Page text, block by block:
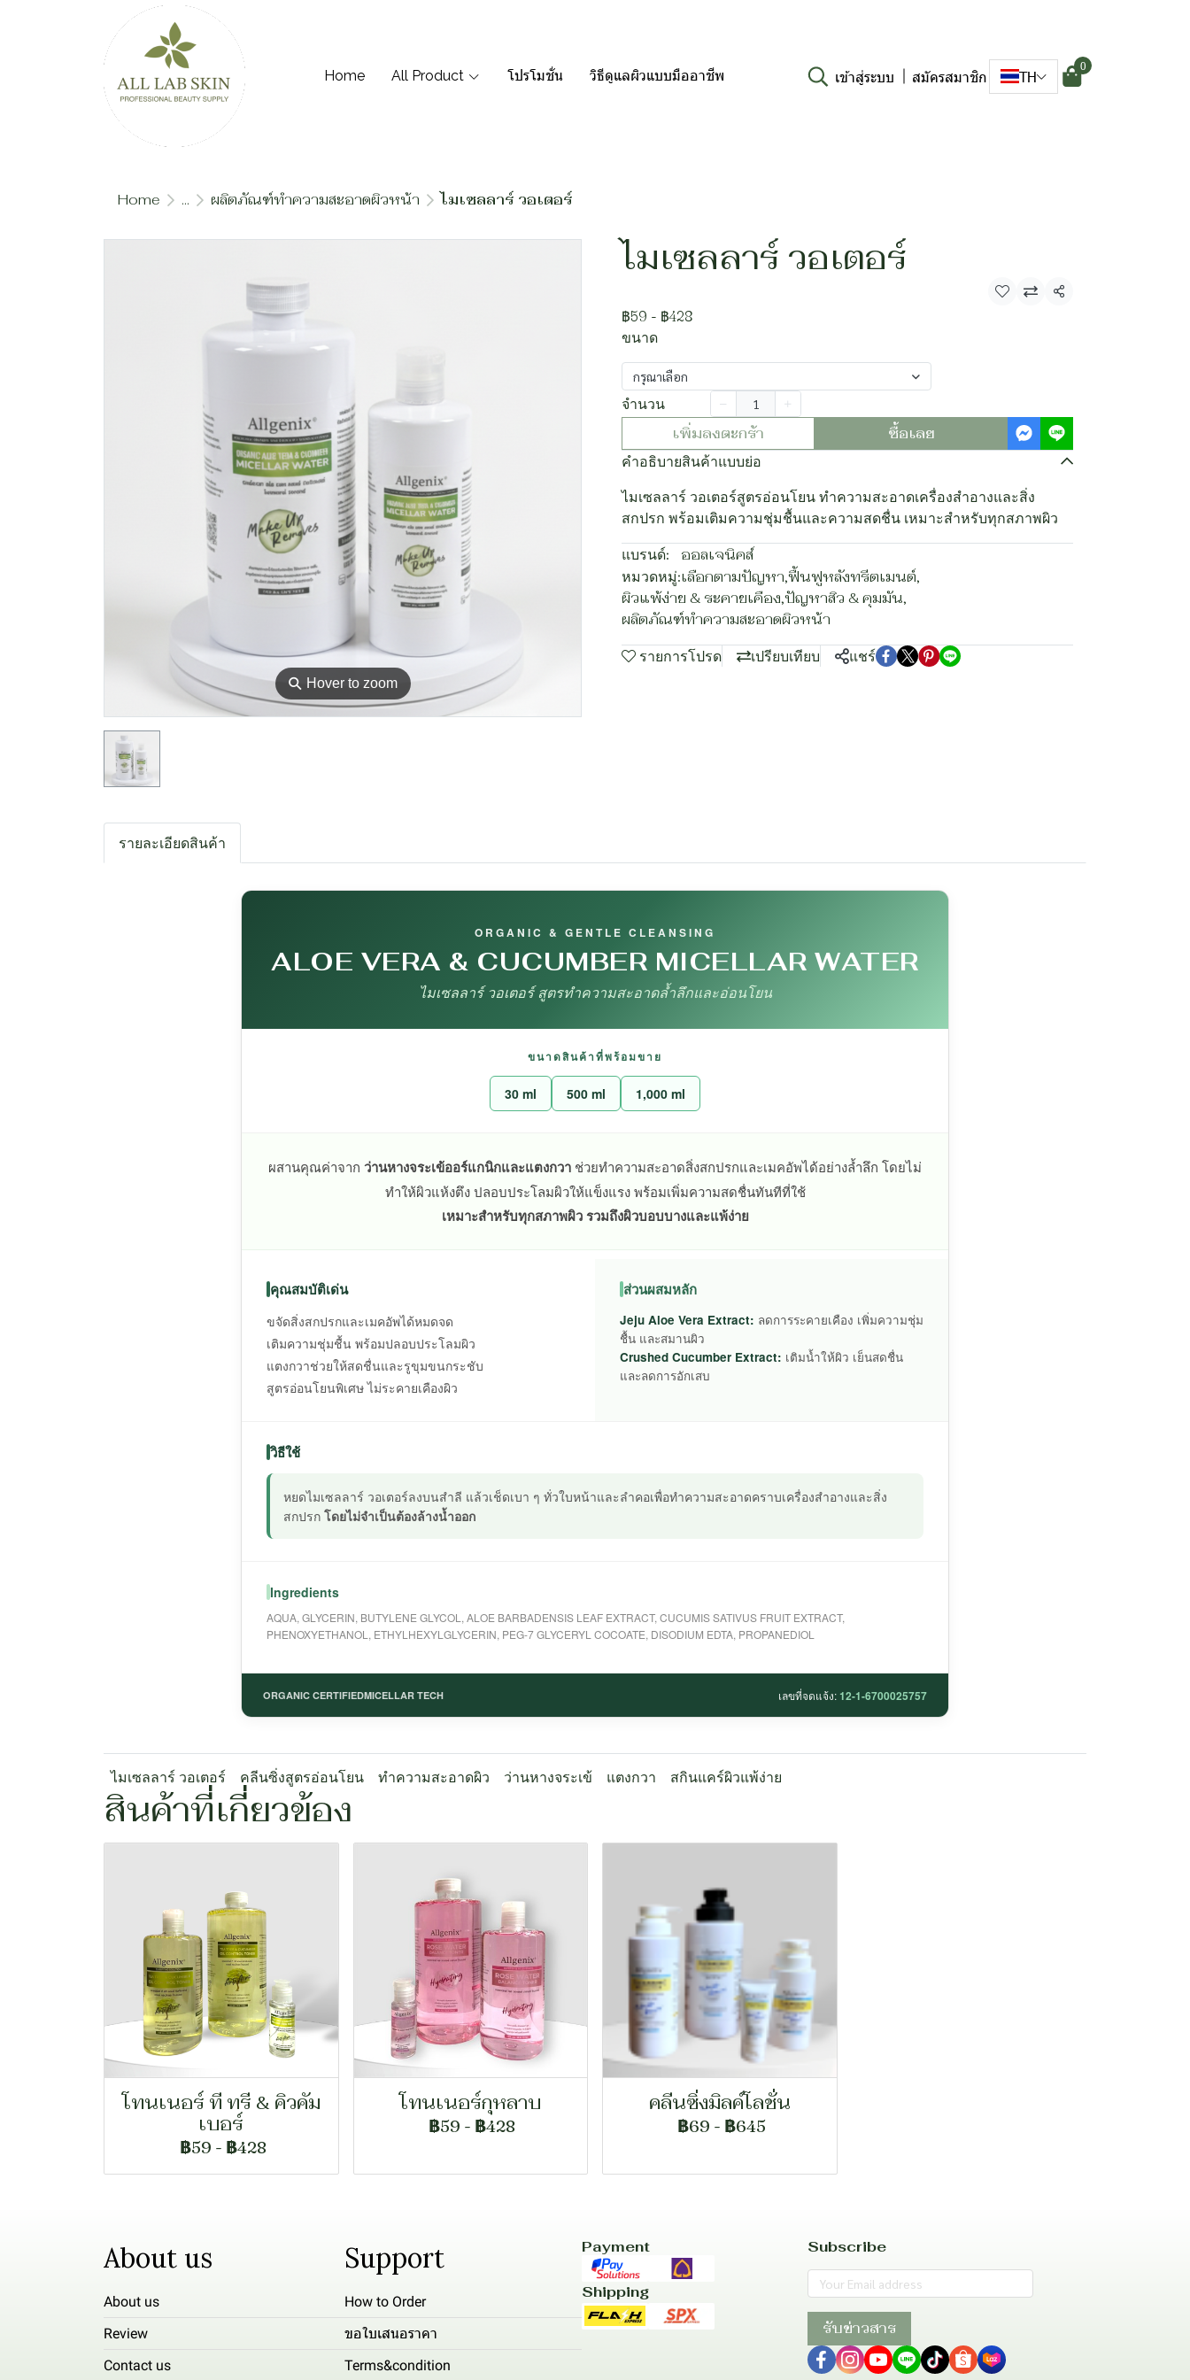
Home All Product โปรโมชั่น วิธีดูแลผิวแบบมืออาชีพ เข้าสู่ระบบ สมัครสมาชิก TH
0
Home ... ผลิตภัณฑ์ทำความสะอาดผิวหน้า ไมเซลลาร์ วอเตอร์
⚲ Hover to zoom
ไมเซลลาร์ วอเตอร์
แชร์
฿59 - ฿428
ขนาด
กรุณาเลือก
จำนวน
เพิ่มลงตะกร้า ซื้อเลย
คำอธิบายสินค้าแบบย่อ
ไมเซลลาร์ วอเตอร์สูตรอ่อนโยน ทำความสะอาดเครื่องสำอางและสิ่ง
สกปรก พร้อมเติมความชุ่มชื้นและความสดชื่น เหมาะสำหรับทุกสภาพผิว
แบรนด์: ออลเจนิคส์
หมวดหมู่:เลือกตามปัญหา,ฟื้นฟูหลังทรีตเมนต์,
ผิวแพ้ง่าย & ระคายเคือง,ปัญหาสิว & คุมมัน,
ผลิตภัณฑ์ทำความสะอาดผิวหน้า
รายการโปรด เปรียบเทียบ แชร์
รายละเอียดสินค้า
ORGANIC & GENTLE CLEANSING
ALOE VERA & CUCUMBER MICELLAR WATER
ไมเซลลาร์ วอเตอร์ สูตรทำความสะอาดล้ำลึกและอ่อนโยน
ขนาดสินค้าที่พร้อมขาย
30 ml 500 ml 1,000 ml
ผสานคุณค่าจาก ว่านหางจระเข้ออร์แกนิกและแตงกวา ช่วยทำความสะอาดสิ่งสกปรกและเมคอัพได้อย่างล้ำลึก โดยไม่
ทำให้ผิวแห้งตึง ปลอบประโลมผิวให้แข็งแรง พร้อมเพิ่มความสดชื่นทันทีที่ใช้
เหมาะสำหรับทุกสภาพผิว รวมถึงผิวบอบบางและแพ้ง่าย
คุณสมบัติเด่น
ขจัดสิ่งสกปรกและเมคอัพได้หมดจด
เติมความชุ่มชื้น พร้อมปลอบประโลมผิว
แตงกวาช่วยให้สดชื่นและรูขุมขนกระชับ
สูตรอ่อนโยนพิเศษ ไม่ระคายเคืองผิว
ส่วนผสมหลัก
Jeju Aloe Vera Extract: ลดการระคายเคือง เพิ่มความชุ่ม
ชื้น และสมานผิว
Crushed Cucumber Extract: เติมน้ำให้ผิว เย็นสดชื่น
และลดการอักเสบ
วิธีใช้
หยดไมเซลลาร์ วอเตอร์ลงบนสำลี แล้วเช็ดเบา ๆ ทั่วใบหน้าและลำคอเพื่อทำความสะอาดคราบเครื่องสำอางและสิ่ง
สกปรก โดยไม่จำเป็นต้องล้างน้ำออก
Ingredients
AQUA, GLYCERIN, BUTYLENE GLYCOL, ALOE BARBADENSIS LEAF EXTRACT, CUCUMIS SATIVUS FRUIT EXTRACT,
PHENOXYETHANOL, ETHYLHEXYLGLYCERIN, PEG-7 GLYCERYL COCOATE, DISODIUM EDTA, PROPANEDIOL
ORGANIC CERTIFIEDMICELLAR TECH เลขที่จดแจ้ง:12-1-6700025757
ไมเซลลาร์ วอเตอร์ คลีนซิ่งสูตรอ่อนโยน ทำความสะอาดผิว ว่านหางจระเข้ แตงกวา สกินแคร์ผิวแพ้ง่าย
สินค้าที่เกี่ยวข้อง
โทนเนอร์ ที ทรี & คิวคัม
เบอร์
฿59 - ฿428
โทนเนอร์กุหลาบ
฿59 - ฿428
คลีนซิ่งมิลค์โลชั่น
฿69 - ฿645
About us
About us
Review
Contact us
Support
How to Order
ขอใบเสนอราคา
Terms&condition
Payment
Shipping
Subscribe
รับข่าวสาร